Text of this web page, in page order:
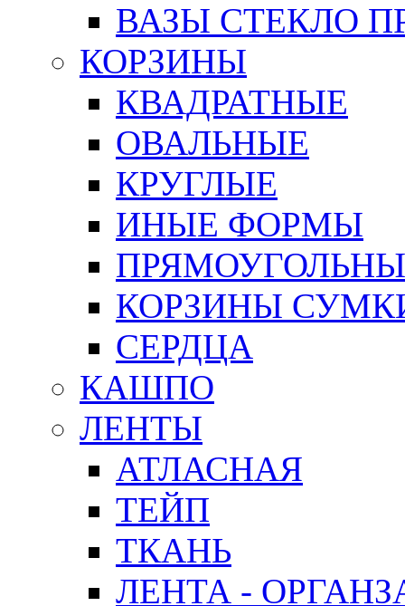
ВАЗЫ СТЕКЛО
КОРЗИНЫ
КВАДРАТНЫЕ
ОВАЛЬНЫЕ
КРУГЛЫЕ
ИНЫЕ ФОРМЫ
КОРЗИНЫ
СЕРДЦА
КАШПО
ЛЕНТЫ
АТЛАСНАЯ
ТЕЙП
ТКАНЬ
ЛЕНТА -